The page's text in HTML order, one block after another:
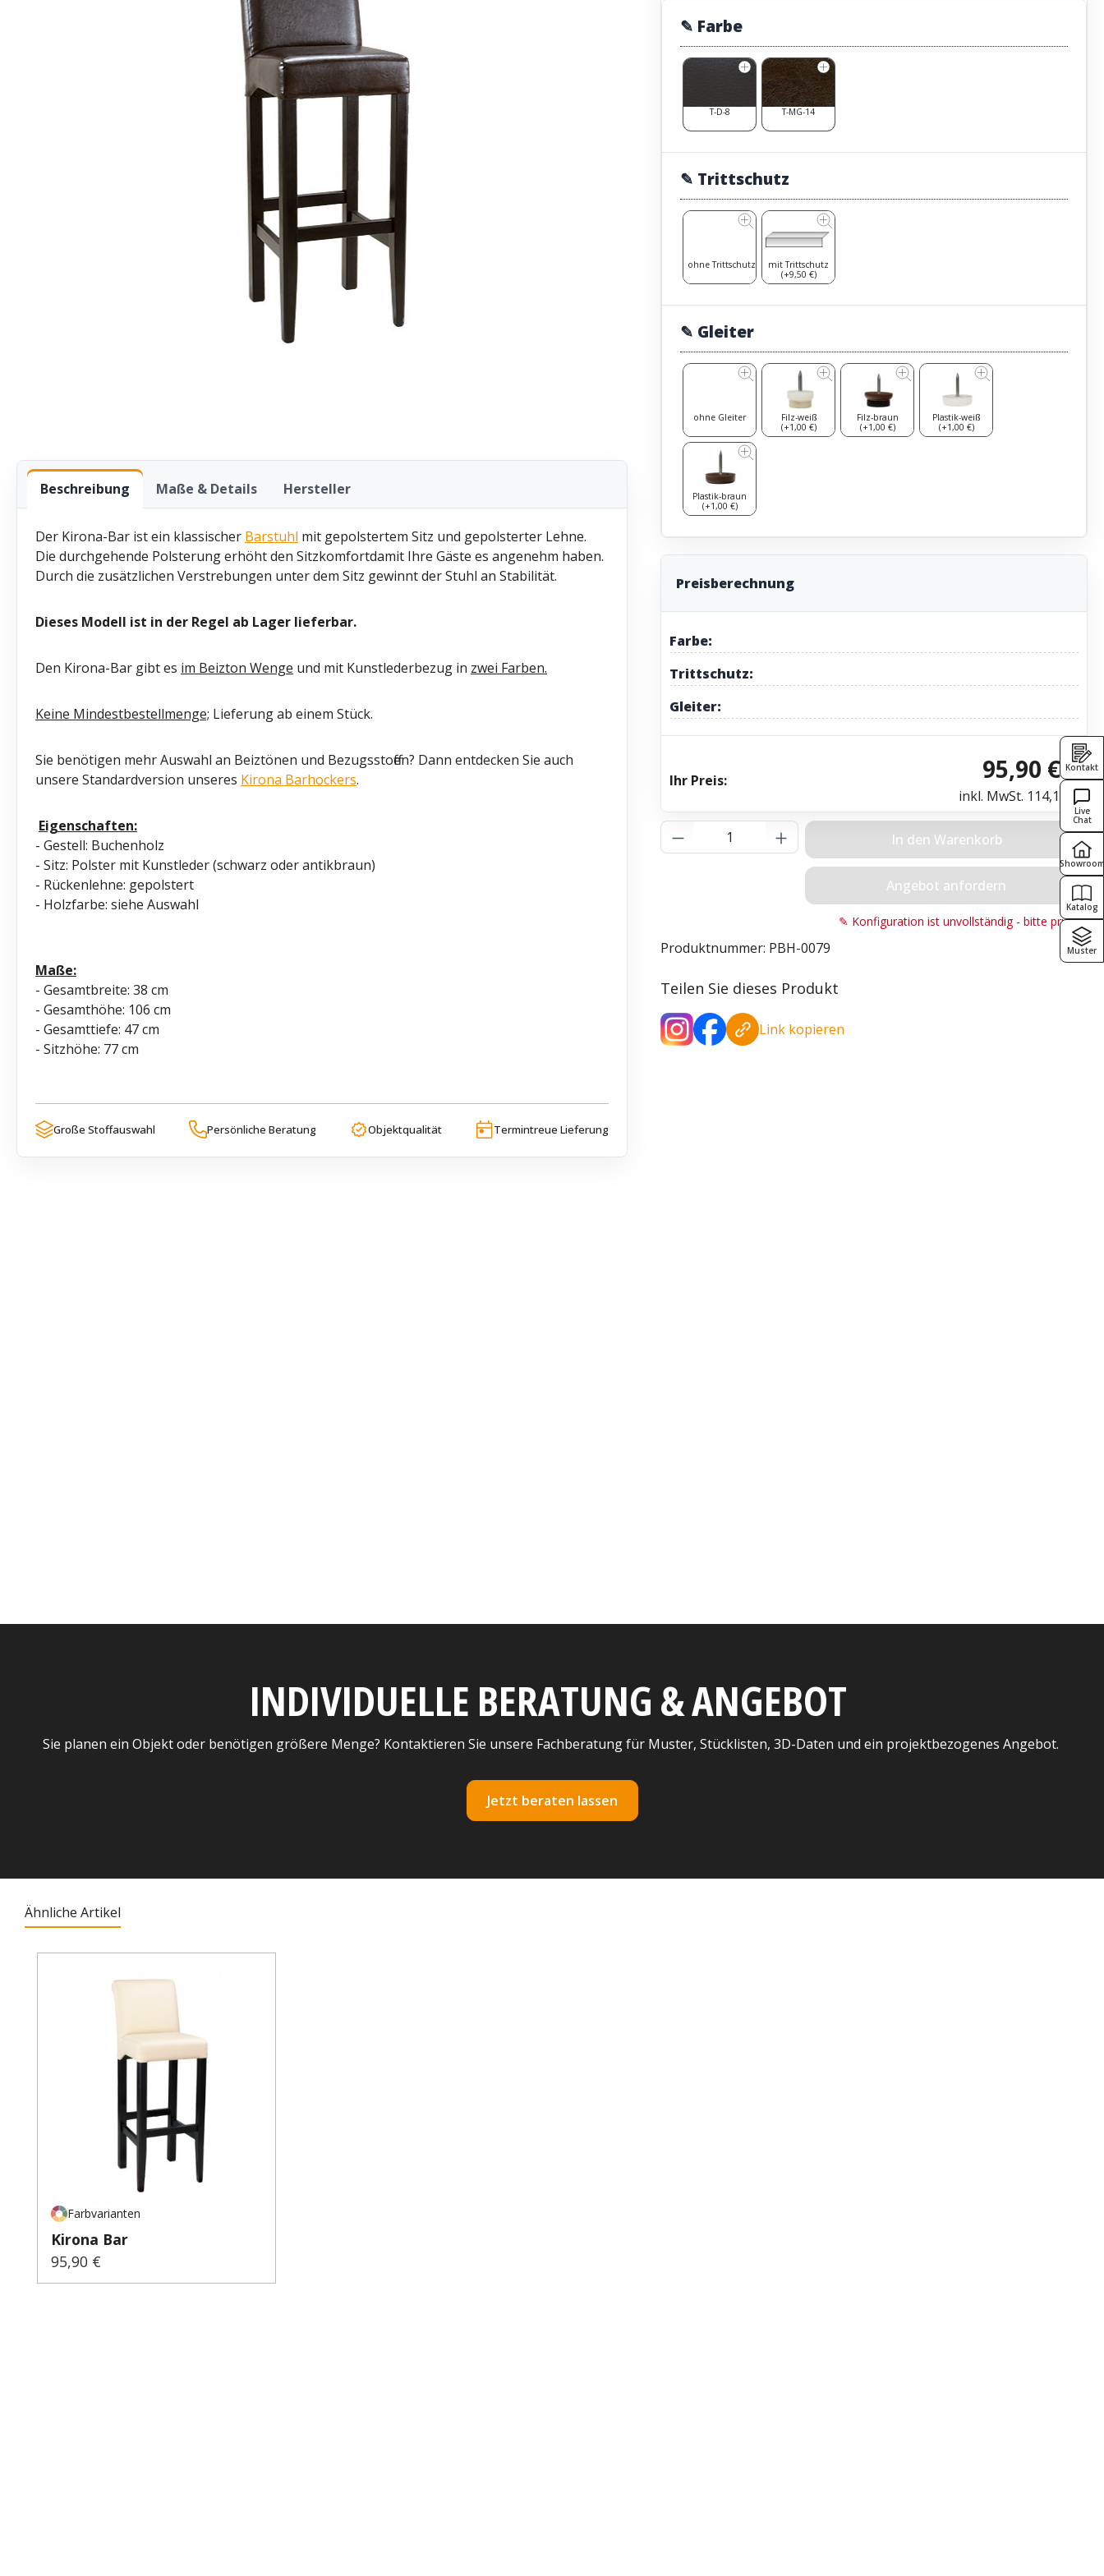
✎ Farbe
T-D-8 T-MG-14
✎ Trittschutz
ohne Trittschutz
mit Trittschutz
(+9,50 €)
✎ Gleiter
ohne Gleiter
Filz-weiß
(+1,00 €)
Filz-braun
(+1,00 €)
Plastik-weiß
(+1,00 €)
Plastik-braun
(+1,00 €)
Preisberechnung
Farbe:
Trittschutz:
Gleiter:
Ihr Preis: 95,90 € *
inkl. MwSt. 114,12 €
Produkt Anzahl: Gib den gewünschten Wert
In den Warenkorb
Angebot anfordern
✎ Konfiguration ist unvollständig - bitte prüfen!
Produktnummer: PBH-0079
Teilen Sie dieses Produkt
Link kopieren
Beschreibung Maße & Details Hersteller
Der Kirona-Bar ist ein klassischer Barstuhl mit gepolstertem Sitz und gepolsterter Lehne.
Die durchgehende Polsterung erhöht den Sitzkomfortdamit Ihre Gäste es angenehm haben.
Durch die zusätzlichen Verstrebungen unter dem Sitz gewinnt der Stuhl an Stabilität.
Dieses Modell ist in der Regel ab Lager lieferbar.
Den Kirona-Bar gibt es im Beizton Wenge und mit Kunstlederbezug in zwei Farben.
Keine Mindestbestellmenge; Lieferung ab einem Stück.
Sie benötigen mehr Auswahl an Beiztönen und Bezugsstoffen? Dann entdecken Sie auch
unsere Standardversion unseres Kirona Barhockers.
Eigenschaften:
- Gestell: Buchenholz
- Sitz: Polster mit Kunstleder (schwarz oder antikbraun)
- Rückenlehne: gepolstert
- Holzfarbe: siehe Auswahl
Maße:
- Gesamtbreite: 38 cm
- Gesamthöhe: 106 cm
- Gesamttiefe: 47 cm
- Sitzhöhe: 77 cm
Große Stoffauswahl Persönliche Beratung Objektqualität Termintreue Lieferung
INDIVIDUELLE BERATUNG & ANGEBOT
Sie planen ein Objekt oder benötigen größere Menge? Kontaktieren Sie unsere Fachberatung für Muster, Stücklisten, 3D-Daten und ein projektbezogenes Angebot.
Jetzt beraten lassen
Ähnliche Artikel
Farbvarianten
Kirona Bar
Regulärer Preis:
95,90 €
Kontakt
Live
Chat
Showroom
Katalog
Muster